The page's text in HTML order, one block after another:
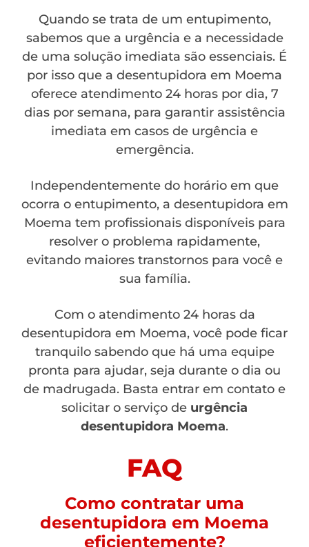
Quando se trata de um entupimento,
sabemos que a urgência e a necessidade
de uma solução imediata são essenciais. É
por isso que a desentupidora em Moema
oferece atendimento 24 horas por dia, 7
dias por semana, para garantir assistência
imediata em casos de urgência e
emergência.
Independentemente do horário em que
ocorra o entupimento, a desentupidora em
Moema tem profissionais disponíveis para
resolver o problema rapidamente,
evitando maiores transtornos para você e
sua família.
Com o atendimento 24 horas da
desentupidora em Moema, você pode ficar
tranquilo sabendo que há uma equipe
pronta para ajudar, seja durante o dia ou
de madrugada. Basta entrar em contato e
solicitar o serviço de urgência
desentupidora Moema.
FAQ
Como contratar uma
desentupidora em Moema
eficientemente?